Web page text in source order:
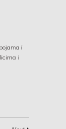
i
i